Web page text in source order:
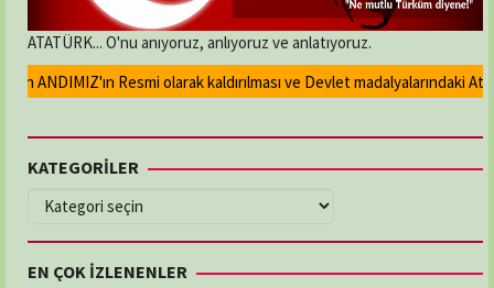
ATATÜRK... O'nu anıyoruz, anlıyoruz ve anlatıyoruz.
ANDIMIZ'ın Resmi olarak kaldırılması ve Devlet madalyalarındaki
KATEGORİLER
KATEGORİLER
EN ÇOK İZLENENLER